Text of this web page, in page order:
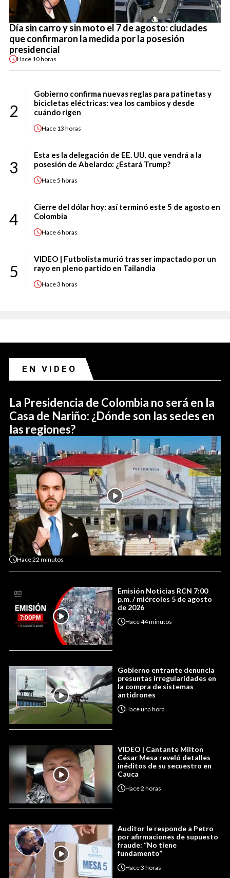
Día sin carro y sin moto el 7 de agosto: ciudades
que confirmaron la medida por la posesión
presidencial
Hace 10 horas
2
Gobierno confirma nuevas reglas para patinetas y
bicicletas eléctricas: vea los cambios y desde
cuándo rigen
Hace 13 horas
3
Esta es la delegación de EE. UU. que vendrá a la
posesión de Abelardo: ¿Estará Trump?
Hace5 horas
4
Cierre del dólar hoy: así terminó este 5 de agosto en
Colombia
Hace 6 horas
5
VIDEO | Futbolista murió tras ser impactado por un
rayo en pleno partido en Tailandia
Hace3 horas
EN VIDEO
La Presidencia de Colombia no será en la
Casa de Nariño: ¿Dónde son las sedes en
las regiones?
Hace22 minutos
Emisión Noticias RCN 7:00
p.m. / miércoles 5 de agosto
de 2026
Hace44 minutos
Gobierno entrante denuncia
presuntas irregularidades en
la compra de sistemas
antidrones
Haceuna hora
VIDEO | Cantante Milton
César Mesa reveló detalles
inéditos de su secuestro en
Cauca
Hace2 horas
Auditor le responde a Petro
por afirmaciones de supuesto
fraude: “No tiene
fundamento”
Hace3 horas